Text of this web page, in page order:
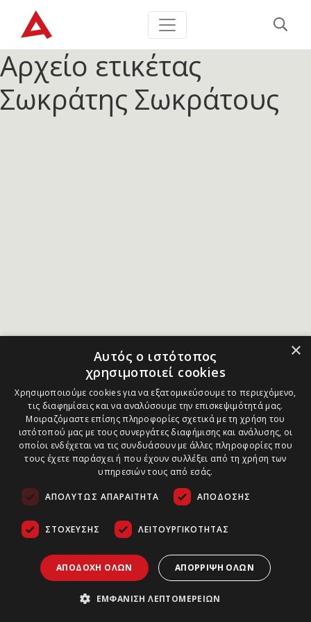
Αρχείο ετικέτας
Σωκράτης Σωκράτους
×
Αυτός ο ιστότοπος
χρησιμοποιεί cookies
Χρησιμοποιούμε cookies για να εξατομικεύσουμε το περιεχόμενο,
τις διαφημίσεις και να αναλύσουμε την επισκεψιμότητά μας.
Μοιραζόμαστε επίσης πληροφορίες σχετικά με τη χρήση του
ιστότοπού μας με τους συνεργάτες διαφήμισης και ανάλυσης, οι
οποίοι ενδέχεται να τις συνδυάσουν με άλλες πληροφορίες που
τους έχετε παράσχει ή που έχουν συλλέξει από τη χρήση των
υπηρεσιών τους από εσάς.
ΑΠΟΛΎΤΩΣ ΑΠΑΡΑΊΤΗΤΑ ΑΠΌΔΟΣΗΣ
ΣΤΌΧΕΥΣΗΣ ΛΕΙΤΟΥΡΓΙΚΌΤΗΤΑΣ
ΑΠΟΔΟΧΉ ΌΛΩΝ ΑΠΌΡΡΙΨΗ ΌΛΩΝ
ΕΜΦΆΝΙΣΗ ΛΕΠΤΟΜΕΡΕΙΏΝ